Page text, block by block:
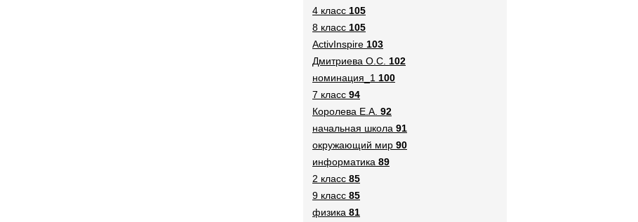
4 класс 105
8 класс 105
ActivInspire 103
Дмитриева О.С. 102
номинация_1 100
7 класс 94
Королева Е.А. 92
начальная школа 91
окружающий мир 90
информатика 89
2 класс 85
9 класс 85
физика 81